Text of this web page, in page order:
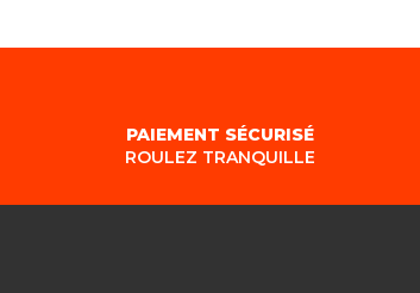
PAIEMENT SÉCURISÉ
ROULEZ TRANQUILLE